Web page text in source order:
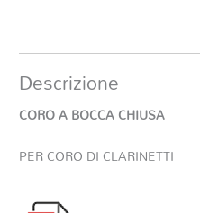
Descrizione
CORO A BOCCA CHIUSA
PER CORO DI CLARINETTI